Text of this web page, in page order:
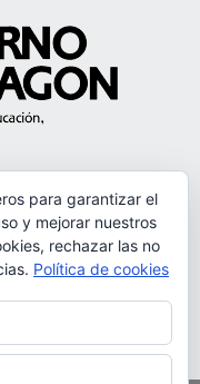
para garantizar el
y mejorar nuestros
rechazar las no
Política de cookies